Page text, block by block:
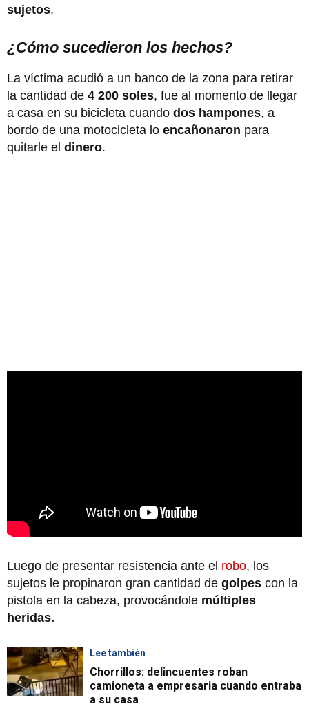
sujetos.
¿Cómo sucedieron los hechos?
La víctima acudió a un banco de la zona para retirar
la cantidad de 4 200 soles, fue al momento de llegar
a casa en su bicicleta cuando dos hampones, a
bordo de una motocicleta lo encañonaron para
quitarle el dinero.
Luego de presentar resistencia ante el robo, los
sujetos le propinaron gran cantidad de golpes con la
pistola en la cabeza, provocándole múltiples
heridas.
Lee también
Chorrillos: delincuentes roban
camioneta a empresaria cuando entraba
a su casa